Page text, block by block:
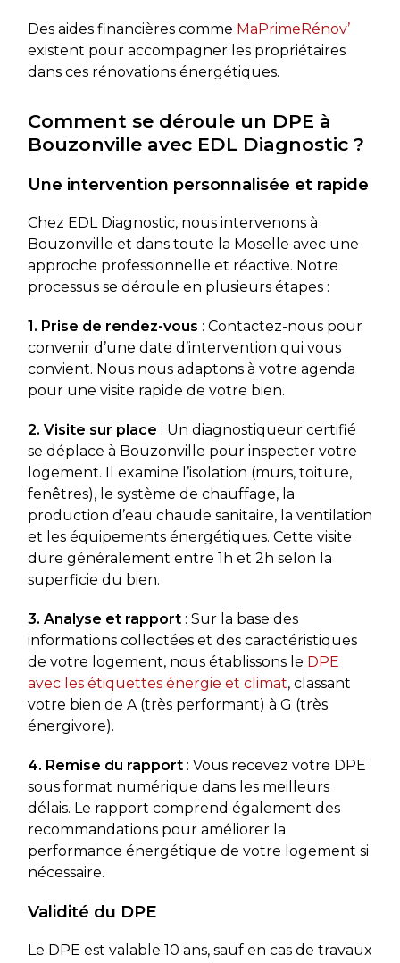
Des aides financières comme MaPrimeRénov’
existent pour accompagner les propriétaires
dans ces rénovations énergétiques.
Comment se déroule un DPE à
Bouzonville avec EDL Diagnostic ?
Une intervention personnalisée et rapide
Chez EDL Diagnostic, nous intervenons à
Bouzonville et dans toute la Moselle avec une
approche professionnelle et réactive. Notre
processus se déroule en plusieurs étapes :
1. Prise de rendez-vous : Contactez-nous pour
convenir d’une date d’intervention qui vous
convient. Nous nous adaptons à votre agenda
pour une visite rapide de votre bien.
2. Visite sur place : Un diagnostiqueur certifié
se déplace à Bouzonville pour inspecter votre
logement. Il examine l’isolation (murs, toiture,
fenêtres), le système de chauffage, la
production d’eau chaude sanitaire, la ventilation
et les équipements énergétiques. Cette visite
dure généralement entre 1h et 2h selon la
superficie du bien.
3. Analyse et rapport: Sur la base des
informations collectées et des caractéristiques
de votre logement, nous établissons le DPE
avec les étiquettes énergie et climat, classant
votre bien de A (très performant) à G (très
énergivore).
4. Remise du rapport: Vous recevez votre DPE
sous format numérique dans les meilleurs
délais. Le rapport comprend également des
recommandations pour améliorer la
performance énergétique de votre logement si
nécessaire.
Validité du DPE
Le DPE est valable 10 ans, sauf en cas de travaux